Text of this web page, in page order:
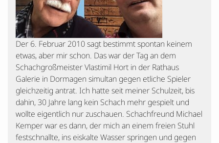
Der 6. Februar 2010 sagt bestimmt spontan keinem
etwas, aber mir schon. Das war der Tag an dem
Schachgroßmeister Vlastimil Hort in der Rathaus
Galerie in Dormagen simultan gegen etliche Spieler
gleichzeitig antrat. Ich hatte seit meiner Schulzeit, bis
dahin, 30 Jahre lang kein Schach mehr gespielt und
wollte eigentlich nur zuschauen. Schachfreund Michael
Kemper war es dann, der mich an einem freien Stuhl
festschnallte, ins eiskalte Wasser springen und gegen